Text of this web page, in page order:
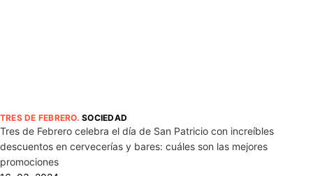
TRES DE FEBRERO.SOCIEDAD
Tres de Febrero celebra el día de San Patricio con increíbles
descuentos en cervecerías y bares: cuáles son las mejores
promociones